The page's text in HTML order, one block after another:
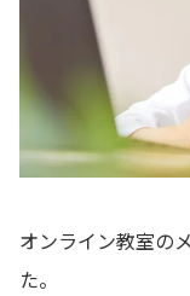
オンライン教室の
た。